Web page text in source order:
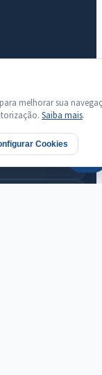
melhorar sua
Saiba mais.
Cookies